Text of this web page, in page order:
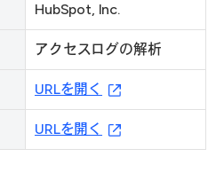
HubSpot, Inc.
アクセスログの解析
URLを開く
URLを開く